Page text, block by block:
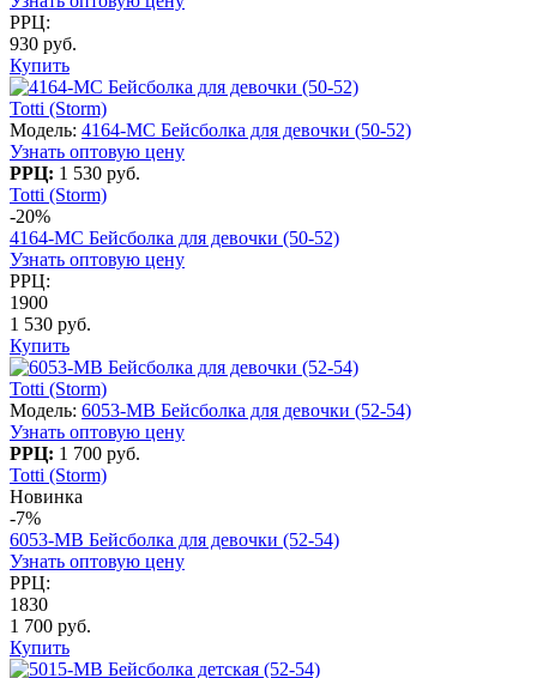
РРЦ:
930 руб.
Купить
Totti (Storm)
Модель: 4164-МС Бейсболка для девочки (50-52)
Узнать оптовую цену
РРЦ: 1 530 руб.
Totti (Storm)
-20%
4164-МС Бейсболка для девочки (50-52)
Узнать оптовую цену
РРЦ:
1900
1 530 руб.
Купить
Totti (Storm)
Модель: 6053-МB Бейсболка для девочки (52-54)
Узнать оптовую цену
РРЦ: 1 700 руб.
Totti (Storm)
Новинка
-7%
6053-МB Бейсболка для девочки (52-54)
Узнать оптовую цену
РРЦ:
1830
1 700 руб.
Купить